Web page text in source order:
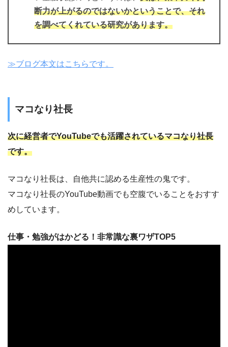
断力が上がるのではないかということで、それ
を調べてくれている研究があります。
≫ブログ本文はこちらです。
マコなり社長
次に経営者でYouTubeでも活躍されているマコなり社長
です。
マコなり社長は、自他共に認める生産性の鬼です。
マコなり社長のYouTube動画でも空腹でいることをおすす
めしています。
仕事・勉強がはかどる！非常識な裏ワザTOP5